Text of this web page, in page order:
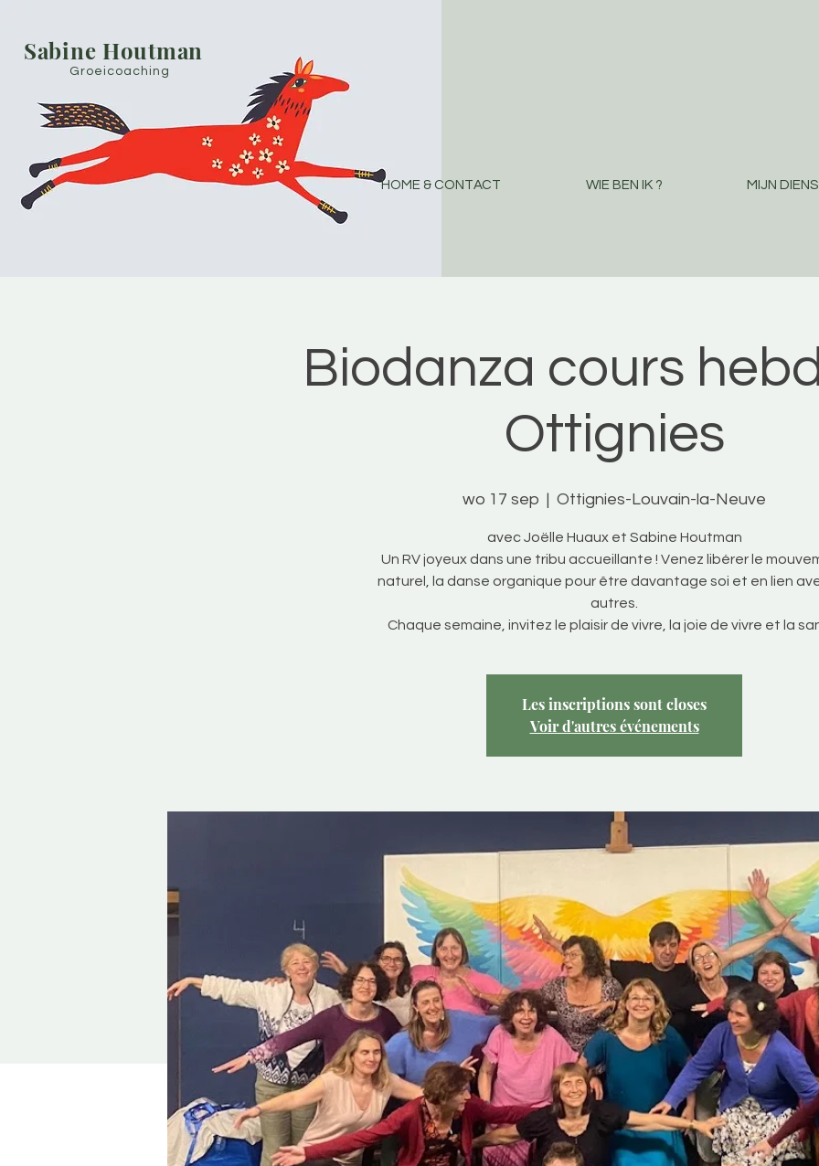
Sabine Houtman
Groeicoaching
HOME & CONTACT WIE BEN IK ? MIJN
Biodanza cours
Ottignies
wo 17 sep
  |
Ottignies-Louvain-la-Neuve
avec Joëlle Huaux et Sabine Houtman
Un RV joyeux dans une tribu accueillante ! Venez libérer le
naturel, la danse organique pour être davantage soi et en lien
autres.
Chaque semaine, invitez le plaisir de vivre, la joie de vivre et la
Les inscriptions sont closes
Voir d'autres événements